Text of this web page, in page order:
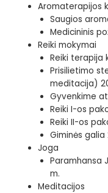
Aromaterapijos
Saugios
Medicininis
Reiki mokymai
Reiki terapija
Prisilietimo
meditacija)
Gyvenkime
Reiki I-os
Reiki II-os
Giminės galia
Joga
Paramhansa
m.
Meditacijos